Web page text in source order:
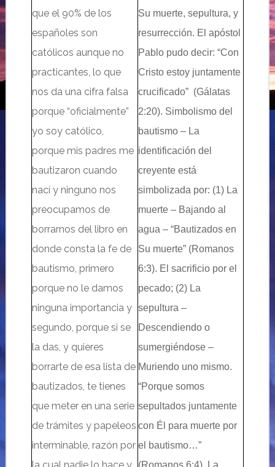
que el 90% de los
españoles son
católicos aunque no
practicantes, lo que
nos da una cifra falsa
porque “oficialmente”
yo soy católico,
porque mis padres me
bautizaron cuando
nací y ninguno nos
preocupamos de
borrarnos del libro en
donde consta la fe de
bautismo, primero
porque no le damos
ninguna importancia y
segundo, porque si se
la das, y quieres
borrarte de esa lista de
bautizados, te tienes
que meter en una serie
de trámites y papeleos
interminable, razón por
Su muerte, sepultura, y
resurrección. El apóstol
Pablo pudo decir: “Con
Cristo estoy juntamente
crucificado” (Gálatas
2:20). Simbolismo del
bautismo– La
identificación del
creyente está
simbolizada por: (1) La
muerte – Bajando al
agua – “Bautizados en
Su muerte” (Romanos
6:3). El sacrificio por el
pecado; (2) La
sepultura –
Descendiendo o
sumergiéndose –
Muriendo uno mismo.
“Porque somos
sepultados juntamente
con Él para muerte por
el bautismo…”
(Romanos 6:4). La